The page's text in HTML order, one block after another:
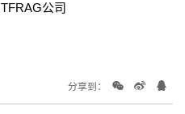
公司
分享到：